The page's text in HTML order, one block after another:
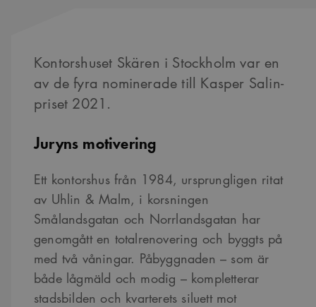
Kontorshuset Skären i Stockholm var en
av de fyra nominerade till Kasper Salin-
priset 2021.
Juryns motivering
Ett kontorshus från 1984, ursprungligen ritat
av Uhlin & Malm, i korsningen
Smålandsgatan och Norrlandsgatan har
genomgått en totalrenovering och byggts på
med två våningar. Påbyggnaden – som är
både lågmäld och modig – kompletterar
stadsbilden och kvarterets siluett mot